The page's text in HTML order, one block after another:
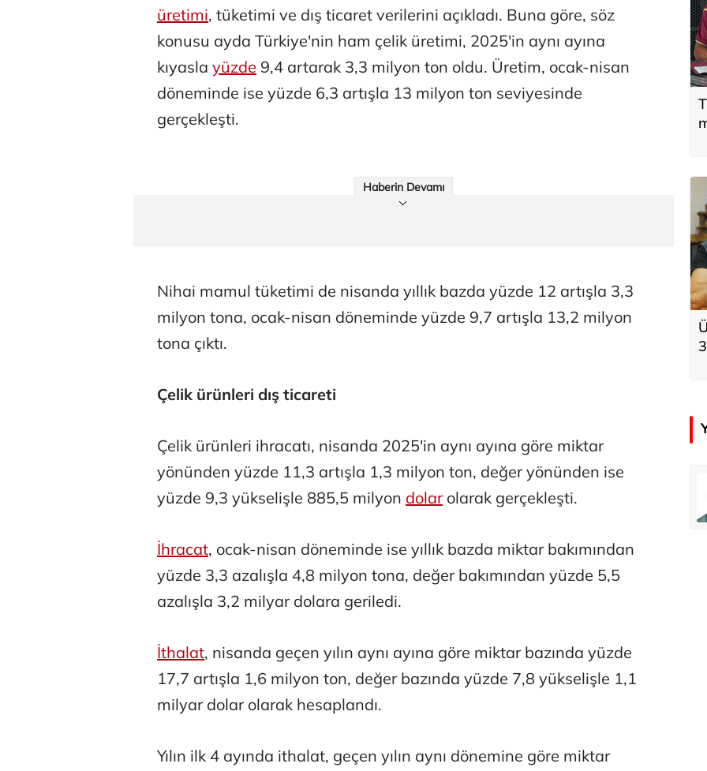
üretimi, tüketimi ve dış ticaret verilerini açıkladı. Buna göre, söz
konusu ayda Türkiye'nin ham çelik üretimi, 2025'in aynı ayına
kıyasla yüzde 9,4 artarak 3,3 milyon ton oldu. Üretim, ocak-nisan
döneminde ise yüzde 6,3 artışla 13 milyon ton seviyesinde
gerçekleşti.
Haberin Devamı
Nihai mamul tüketimi de nisanda yıllık bazda yüzde 12 artışla 3,3
milyon tona, ocak-nisan döneminde yüzde 9,7 artışla 13,2 milyon
tona çıktı.
Çelik ürünleri dış ticareti
Çelik ürünleri ihracatı, nisanda 2025'in aynı ayına göre miktar
yönünden yüzde 11,3 artışla 1,3 milyon ton, değer yönünden ise
yüzde 9,3 yükselişle 885,5 milyon dolarolarak gerçekleşti.
İhracat, ocak-nisan döneminde ise yıllık bazda miktar bakımından
yüzde 3,3 azalışla 4,8 milyon tona, değer bakımından yüzde 5,5
azalışla 3,2 milyar dolara geriledi.
İthalat, nisanda geçen yılın aynı ayına göre miktar bazında yüzde
17,7 artışla 1,6 milyon ton, değer bazında yüzde 7,8 yükselişle 1,1
milyar dolar olarak hesaplandı.
Yılın ilk 4 ayında ithalat, geçen yılın aynı dönemine göre miktar
Atilay Kandemir
Mağaza açılışı
Özay Şendir
Abbas Güçlü
Zafer Şahin